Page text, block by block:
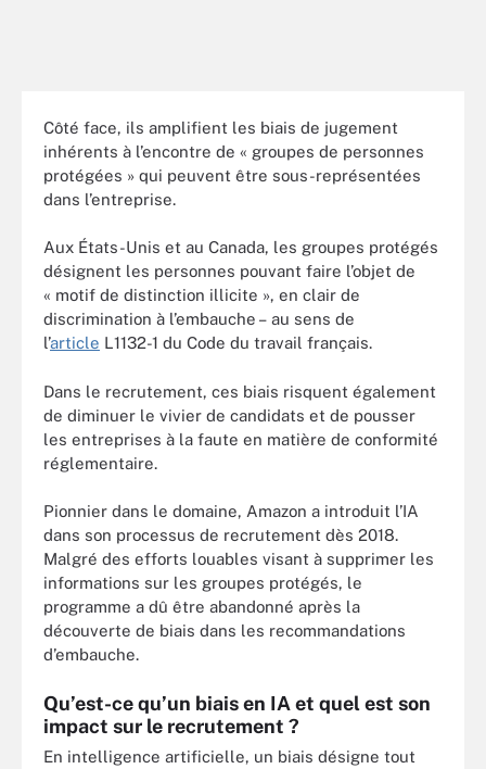
Côté face, ils amplifient les biais de jugement
inhérents à l’encontre de « groupes de personnes
protégées » qui peuvent être sous-représentées
dans l’entreprise.
Aux États-Unis et au Canada, les groupes protégés
désignent les personnes pouvant faire l’objet de
« motif de distinction illicite », en clair de
discrimination à l’embauche – au sens de
l’article L1132-1 du Code du travail français.
Dans le recrutement, ces biais risquent également
de diminuer le vivier de candidats et de pousser
les entreprises à la faute en matière de conformité
réglementaire.
Pionnier dans le domaine, Amazon a introduit l’IA
dans son processus de recrutement dès 2018.
Malgré des efforts louables visant à supprimer les
informations sur les groupes protégés, le
programme a dû être abandonné après la
découverte de biais dans les recommandations
d’embauche.
Qu’est-ce qu’un biais en IA et quel est son
impact sur le recrutement ?
En intelligence artificielle, un biais désigne tout